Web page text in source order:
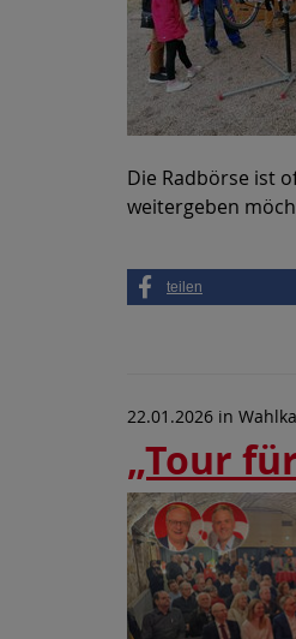
Die Radbörse ist
weitergeben
teilen
22.01.2026 in
„Tour